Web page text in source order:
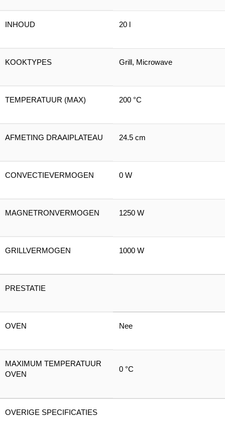
INHOUD 20 l
KOOKTYPES Grill, Microwave
TEMPERATUUR (MAX) 200 °C
AFMETING DRAAIPLATEAU 24.5 cm
CONVECTIEVERMOGEN 0 W
MAGNETRONVERMOGEN 1250 W
GRILLVERMOGEN 1000 W
PRESTATIE
OVEN Nee
MAXIMUM TEMPERATUUR
OVEN
0 °C
OVERIGE SPECIFICATIES